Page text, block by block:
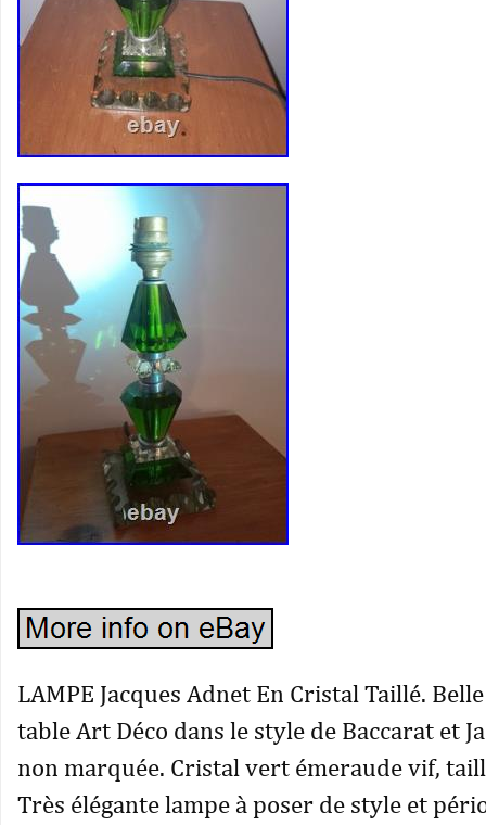
LAMPE Jacques Adnet En Cristal Taillé.
table Art Déco dans le style de Baccarat et
non marquée. Cristal vert émeraude vif,
Très élégante lampe à poser de style et